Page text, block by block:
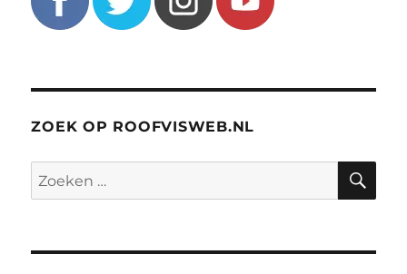
ZOEK OP ROOFVISWEB.NL
Zoeken
naar: